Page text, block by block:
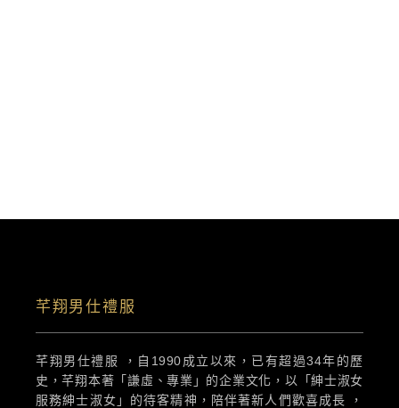
芊翔男仕禮服
芊翔男仕禮服 ，自1990成立以來，已有超過34年的歷
史，芊翔本著「謙虛、專業」的企業文化，以「紳士淑女
服務紳士淑女」的待客精神，陪伴著新人們歡喜成長 ，